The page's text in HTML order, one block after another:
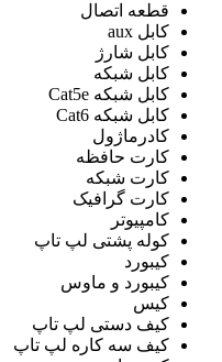
قطعه اتصال
کابل aux
کابل شارژ
کابل شبکه
کابل شبکه Cat5e
کابل شبکه Cat6
کادرماژول
کارت حافظه
کارت شبکه
کارت گرافیک
کامپیوتر
کوله پشتی لپ تاپ
کیبورد
کیبورد و ماوس
کیس
کیف دستی لپ تاپ
کیف سه کاره لپ تاپ